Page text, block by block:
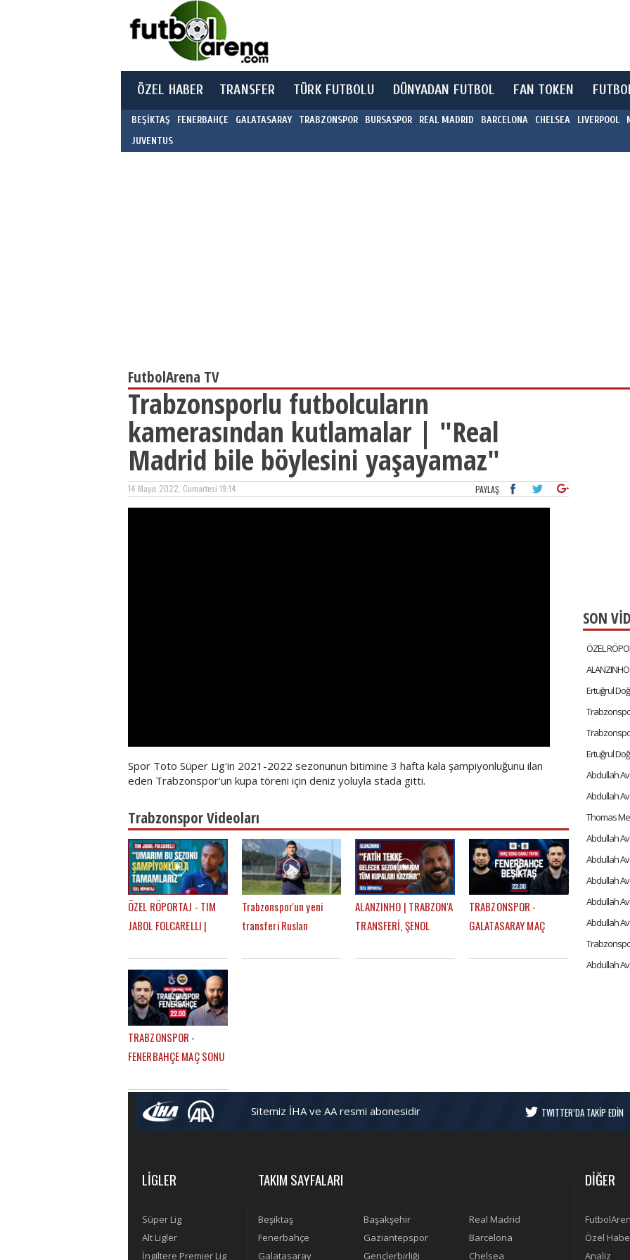
ÖZEL HABER TRANSFER TÜRK FUTBOLU DÜNYADAN FUTBOL FAN TOKEN
BEŞİKTAŞ FENERBAHÇE GALATASARAY TRABZONSPOR BURSASPOR REAL MADRID BARCELONA CHELSEA LIVERPOOL
JUVENTUS
FutbolArena TV
Trabzonsporlu futbolcuların
kamerasından kutlamalar | "Real
Madrid bile böylesini yaşayamaz"
14 Mayıs 2022, Cumartesi 19:14 PAYLAŞ
Spor Toto Süper Lig'in 2021-2022 sezonunun bitimine 3 hafta kala şampiyonluğunu ilan
eden Trabzonspor'un kupa töreni için deniz yoluyla stada gitti.
Trabzonspor Videoları
ÖZEL RÖPORTAJ - TIM
JABOL FOLCARELLI |
SEZONKİ HEDEFLERİ,
FATİH TEKKE, SAÇ TARZI
Trabzonspor'un yeni
transferi Ruslan
Tekke ile birlikte
ALANZINHO | TRABZON'A
TRANSFERİ, ŞENOL
ETKİSİ, FATİH TEKKE'Yİ
TRABZONSPOR -
GALATASARAY MAÇ
MERT KURT
TRABZONSPOR -
FENERBAHÇE MAÇ SONU
MERT KURT
SON
Abdullah
Abdullah
Sitemiz İHA ve AA resmi abonesidir TWITTER’DA TAKİP EDİN
LİGLER
Süper Lig
Alt Ligler
İngiltere Premier Lig
TAKIM SAYFALARI
Beşiktaş Başakşehir
Real Madrid
Fenerbahçe
Gaziantepspor
Barcelona
Galatasaray
Gençlerbirliği Chelsea
DİĞER
Özel
Analiz